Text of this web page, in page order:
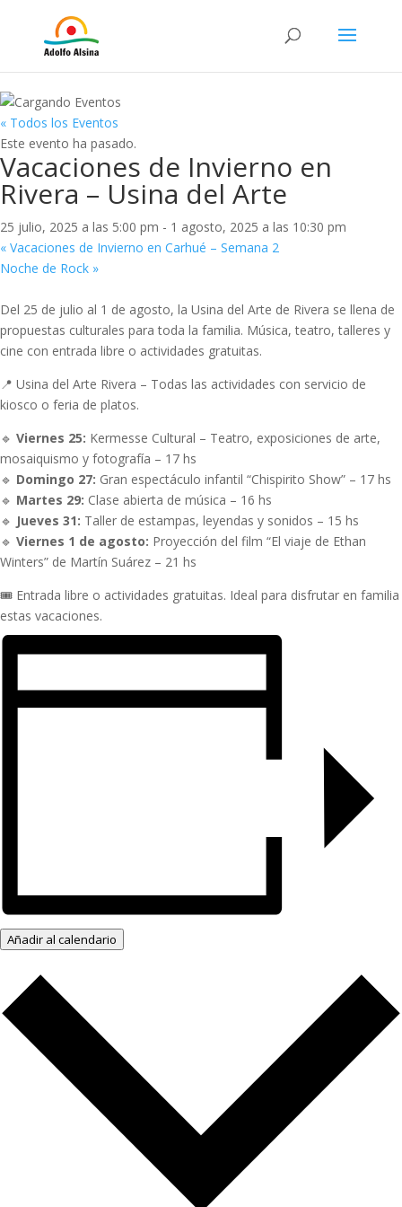
« Todos los Eventos
Este evento ha pasado.
Vacaciones de Invierno en
Rivera – Usina del Arte
25 julio, 2025 a las 5:00 pm - 1 agosto, 2025 a las 10:30 pm
« Vacaciones de Invierno en Carhué – Semana 2
Noche de Rock »
Del 25 de julio al 1 de agosto, la Usina del Arte de Rivera se llena de
propuestas culturales para toda la familia. Música, teatro, talleres y
cine con entrada libre o actividades gratuitas.
📍 Usina del Arte Rivera – Todas las actividades con servicio de
kiosco o feria de platos.
🔹 Viernes 25: Kermesse Cultural – Teatro, exposiciones de arte,
mosaiquismo y fotografía – 17 hs
🔹 Domingo 27: Gran espectáculo infantil “Chispirito Show” – 17 hs
🔹 Martes 29: Clase abierta de música – 16 hs
🔹 Jueves 31: Taller de estampas, leyendas y sonidos – 15 hs
🔹 Viernes 1 de agosto: Proyección del film “El viaje de Ethan
Winters” de Martín Suárez – 21 hs
🎟️ Entrada libre o actividades gratuitas. Ideal para disfrutar en familia
estas vacaciones.
Añadir al calendario